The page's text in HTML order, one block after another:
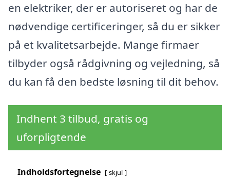
en elektriker, der er autoriseret og har de
nødvendige certificeringer, så du er sikker
på et kvalitetsarbejde. Mange firmaer
tilbyder også rådgivning og vejledning, så
du kan få den bedste løsning til dit behov.
Indhent 3 tilbud, gratis og
uforpligtende
Indholdsfortegnelse skjul